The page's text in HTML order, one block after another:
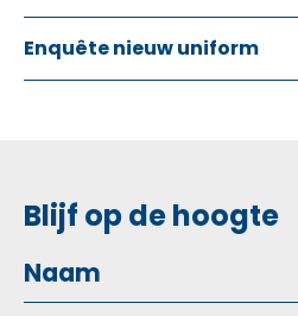
Enquête nieuw uniform
Blijf op de hoogte